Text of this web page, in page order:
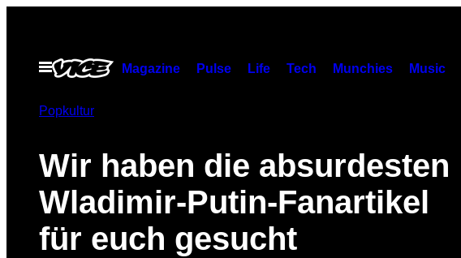
contentOpen
Menu
Magazine Pulse Life Tech Munchies Music
Popkultur
Wir haben die absurdesten
Wladimir-Putin-Fanartikel
für euch gesucht